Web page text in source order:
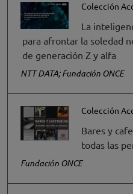
Colección
La
para afrontar la soledad
de generación Z y alfa
NTT DATA; Fundación ONCE
Colección
Bares y
todas las
Fundación ONCE